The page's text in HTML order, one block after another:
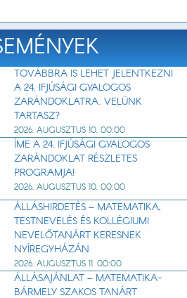
TOVÁBBRA IS LEHET JELENTKEZNI
A 24. IFJÚSÁGI GYALOGOS
ZARÁNDOKLATRA. VELÜNK
TARTASZ?
2026. AUGUSZTUS 10. 00:00
ÍME A 24. IFJÚSÁGI GYALOGOS
ZARÁNDOKLAT RÉSZLETES
PROGRAMJA!
2026. AUGUSZTUS 10. 00:00
ÁLLÁSHIRDETÉS – MATEMATIKA,
TESTNEVELÉS ÉS KOLLÉGIUMI
NEVELŐTANÁRT KERESNEK
NYÍREGYHÁZÁN
2026. AUGUSZTUS 11. 00:00
ÁLLÁSAJÁNLAT – MATEMATIKA-
BÁRMELY SZAKOS TANÁRT